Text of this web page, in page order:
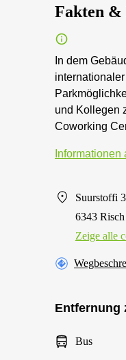
Fakten &
In dem
und Kollegen
Coworking
Suurstoffi
6343 Risch
Zeige alle
Entfernung
Bus